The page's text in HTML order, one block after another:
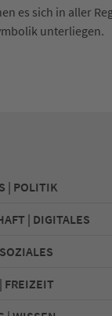
es sich in aller
unterliegen.
| POLITIK
| DIGITALES
FREIZEIT